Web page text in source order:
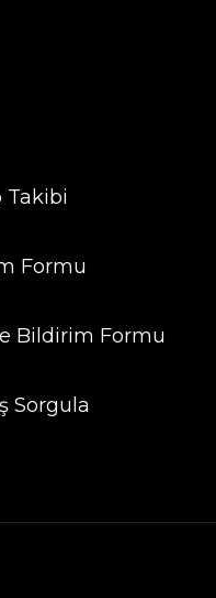
Takibi
Formu
Bildirim Formu
Sorgula